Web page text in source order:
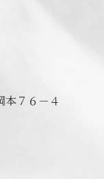
本７６－４